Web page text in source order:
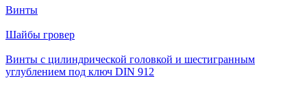
Винты
Шайбы гровер
Винты с цилиндрической головкой и шестигранным
углублением под ключ DIN 912